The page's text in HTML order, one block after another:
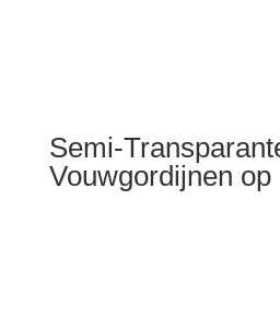
Semi-
Vouwgordijnen op